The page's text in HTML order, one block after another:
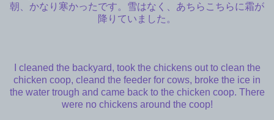
朝、かなり寒かったです。雪はなく、あちらこちらに霜が
降りていました。
I cleaned the backyard, took the chickens out to clean the
chicken coop, cleand the feeder for cows, broke the ice in
the water trough and came back to the chicken coop. There
were no chickens around the coop!